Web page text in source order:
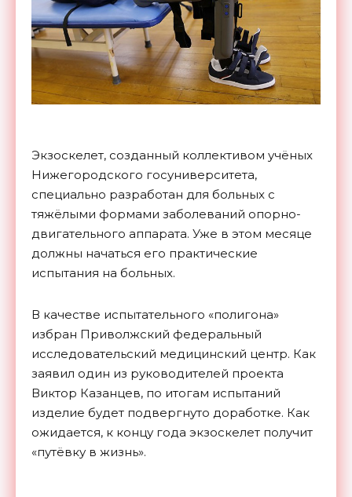
Экзоскелет, созданный коллективом учёных
Нижегородского госуниверситета,
специально разработан для больных с
тяжёлыми формами заболеваний опорно-
двигательного аппарата. Уже в этом месяце
должны начаться его практические
испытания на больных.
В качестве испытательного «полигона»
избран Приволжский федеральный
исследовательский медицинский центр. Как
заявил один из руководителей проекта
Виктор Казанцев, по итогам испытаний
изделие будет подвергнуто доработке. Как
ожидается, к концу года экзоскелет получит
«путёвку в жизнь».